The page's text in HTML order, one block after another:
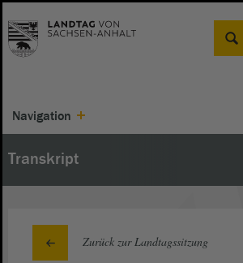
Suche
Navigation
Transkript
Zurück zur Landtagssitzung